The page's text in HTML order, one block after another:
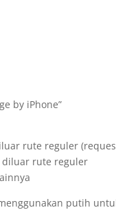
by iPhone”
rute reguler
diluar rute reguler
putih